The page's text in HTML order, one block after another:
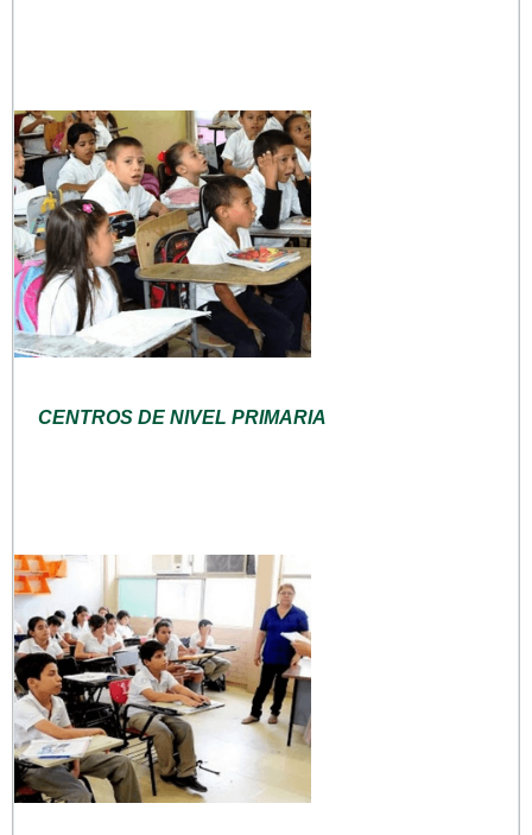
CENTROS DE NIVEL PRIMARIA